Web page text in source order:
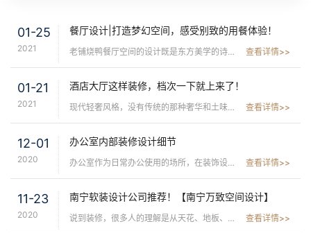
01-25
2021
餐厅设计|打造梦幻空间，感受别致的用餐体验！
老铺烧鸭餐厅空间的设计既是东方美学的诗意空间，基于禅学的基础上，源于对空间的质朴的感知，描绘的是一种有设计性、创造性的就餐环境。 空间设计亦非单纯的设计，而是运用东... 查看详情>>
01-21
2021
酒店大厅这样装修，档次一下就上来了！
现代轻奢风格，没有传统的那种奢华和土味，一切从简出发，同时又带有时尚、优雅的气息，要彰显优雅的品味，现代轻奢无疑是首选的装修风格！... 查看详情>>
12-01
2020
办公室内部装修设计细节
办公室作为日常办公使用的场所，在装饰设计讲究功能和空间的利用，让一个小空间的面积能达到最大的利用化，同时装修设计是为了让办公室没有那么乏味，让办公没那么单调，提升... 查看详情>>
11-23
2020
南宁软装设计公司推荐！【南宁万致空间设计】
说到装修，很多人的理解是从天花、地板、墙面的装修到家具的摆放和布置，这个理解其实不完全正确，实际上的装修，只是天花、地面以及墙面的装饰，并不包含家具布置和摆设，而... 查看详情>>